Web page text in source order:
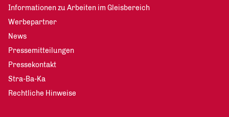
Informationen zu Arbeiten im Gleisbereich
Werbepartner
News
Pressemitteilungen
Pressekontakt
Stra-Ba-Ka
Rechtliche Hinweise